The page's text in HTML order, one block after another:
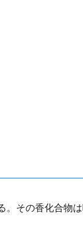
。その香化合物